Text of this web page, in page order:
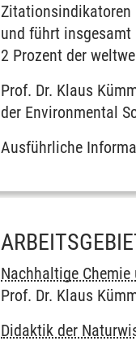
Zitationsindikatoren
und führt
2 Prozent der
Prof. Dr. Klaus
der Environmental
Ausführliche
Nachhaltige
Prof. Dr. Klaus
Didaktik der